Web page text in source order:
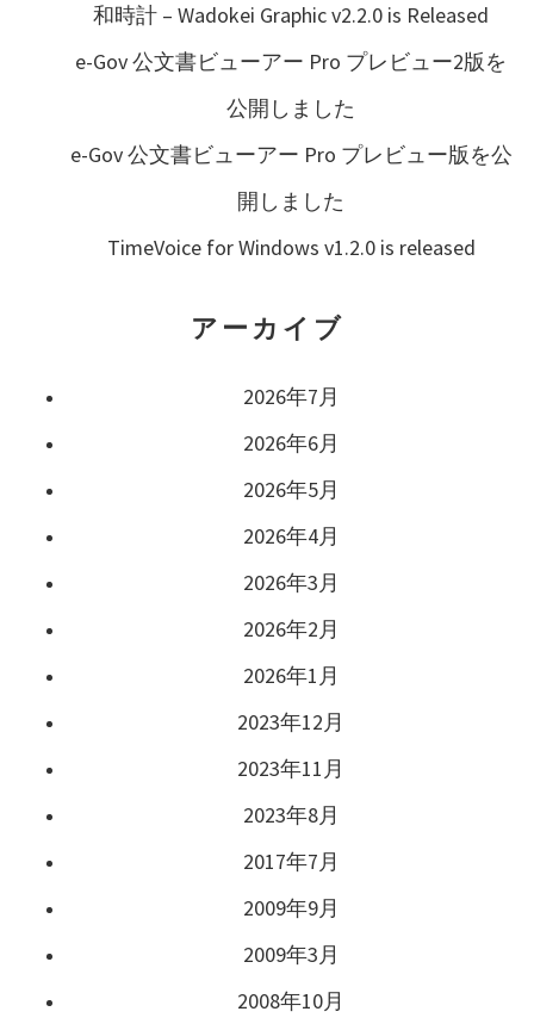
和時計 – Wadokei Graphic v2.2.0 is Released
e-Gov 公文書ビューアー Pro プレビュー2版を
公開しました
e-Gov 公文書ビューアー Pro プレビュー版を公
開しました
TimeVoice for Windows v1.2.0 is released
アーカイブ
2026年7月
2026年6月
2026年5月
2026年4月
2026年3月
2026年2月
2026年1月
2023年12月
2023年11月
2023年8月
2017年7月
2009年9月
2009年3月
2008年10月